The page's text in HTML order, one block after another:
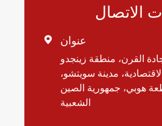
الاتصال
 عنوان
77، جادة القرن، منطقة زينجدو
مدينة سويتشو،
هوبي، جمهورية الصين
الشعبية